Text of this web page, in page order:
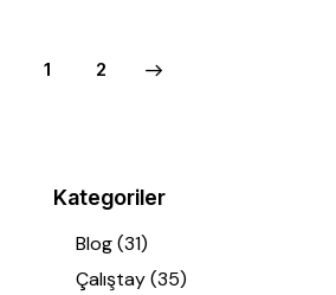
1 2
Kategoriler
Blog(31)
Çalıştay(35)